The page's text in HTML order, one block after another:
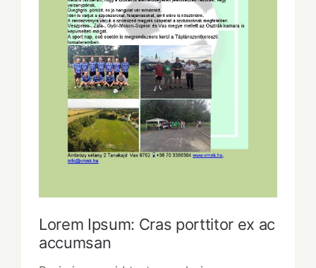
Lorem Ipsum: Cras porttitor ex ac
accumsan